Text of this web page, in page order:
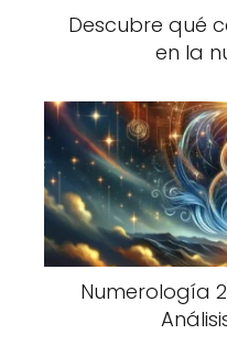
Descubre qué
en la
Numerología